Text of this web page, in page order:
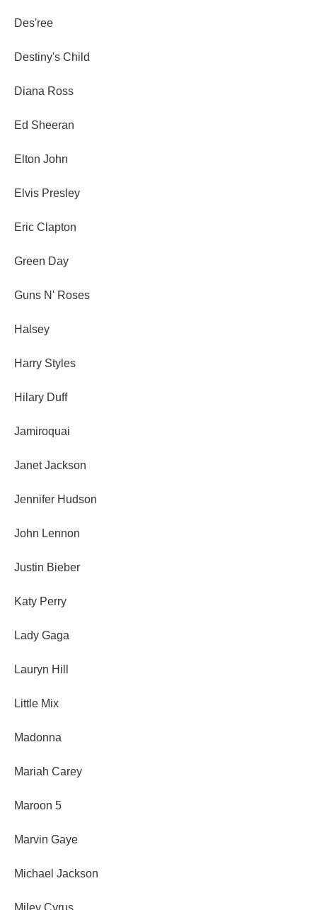
Des'ree
Destiny's Child
Diana Ross
Ed Sheeran
Elton John
Elvis Presley
Eric Clapton
Green Day
Guns N' Roses
Halsey
Harry Styles
Hilary Duff
Jamiroquai
Janet Jackson
Jennifer Hudson
John Lennon
Justin Bieber
Katy Perry
Lady Gaga
Lauryn Hill
Little Mix
Madonna
Mariah Carey
Maroon 5
Marvin Gaye
Michael Jackson